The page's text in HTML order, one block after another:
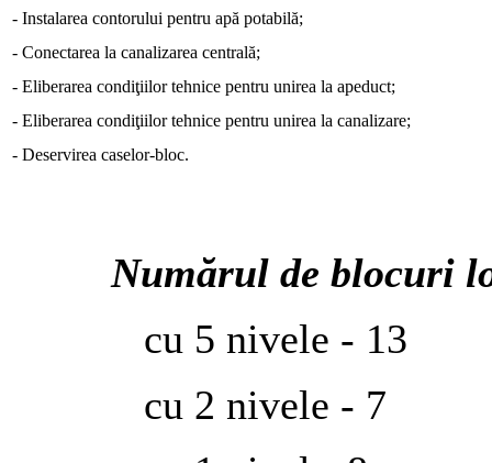
- Instalarea contorului pentru apă potabilă;
- Conectarea la canalizarea centrală;
- Eliberarea condiţiilor tehnice pentru unirea la apeduct;
- Eliberarea condiţiilor tehnice pentru unirea la canalizare;
- Deservirea caselor-bloc.
Numărul de blocuri
cu 5 nivele - 13
cu 2 nivele - 7